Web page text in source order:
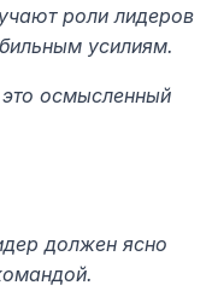
роли лидеров
усилиям.
осмысленный
должен ясно